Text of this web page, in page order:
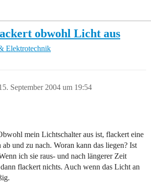
obwohl Licht aus
Elektrotechnik
September 2004 um 19:54
mein Lichtschalter aus ist, flackert eine
und zu nach. Woran kann das liegen? Ist
ich sie raus- und nach längerer Zeit
flackert nichts. Auch wenn das Licht an